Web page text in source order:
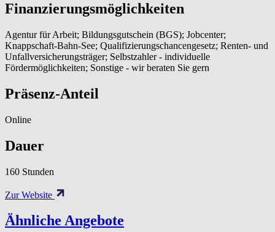
Finanzierungsmöglichkeiten
Agentur für Arbeit; Bildungsgutschein (BGS); Jobcenter;
Knappschaft-Bahn-See; Qualifizierungschancengesetz; Renten- und
Unfallversicherungsträger; Selbstzahler - individuelle
Fördermöglichkeiten; Sonstige - wir beraten Sie gern
Präsenz-Anteil
Online
Dauer
160 Stunden
Zur Website
Ähnliche Angebote